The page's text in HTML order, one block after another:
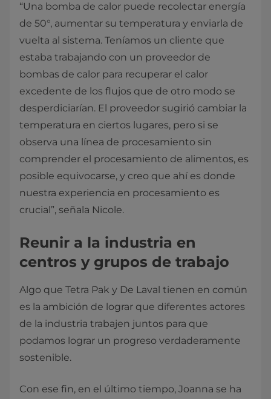
“Una bomba de calor puede recolectar energía
de 50°, aumentar su temperatura y enviarla de
vuelta al sistema. Teníamos un cliente que
estaba trabajando con un proveedor de
bombas de calor para recuperar el calor
excedente de los flujos que de otro modo se
desperdiciarían. El proveedor sugirió cambiar la
temperatura en ciertos lugares, pero si se
observa una línea de procesamiento sin
comprender el procesamiento de alimentos, es
posible equivocarse, y creo que ahí es donde
nuestra experiencia en procesamiento es
crucial”, señala Nicole.
Reunir a la industria en
centros y grupos de trabajo
Algo que Tetra Pak y De Laval tienen en común
es la ambición de lograr que diferentes actores
de la industria trabajen juntos para que
podamos lograr un progreso verdaderamente
sostenible.
Con ese fin, en el último tiempo, Joanna se ha